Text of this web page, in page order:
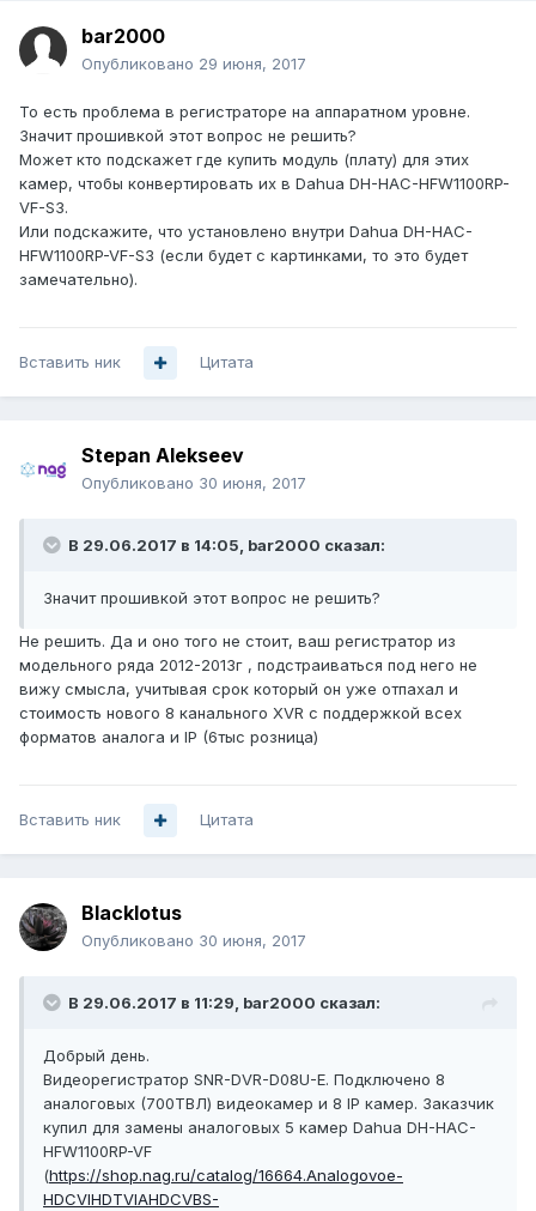
bar2000
Опубликовано 29 июня, 2017
То есть проблема в регистраторе на аппаратном уровне.
Значит прошивкой этот вопрос не решить?
Может кто подскажет где купить модуль (плату) для этих
камер, чтобы конвертировать их в Dahua DH-HAC-HFW1100RP-
VF-S3.
Или подскажите, что установлено внутри Dahua DH-HAC-
HFW1100RP-VF-S3 (если будет с картинками, то это будет
замечательно).
Вставить ник Цитата
Stepan Alekseev
Опубликовано 30 июня, 2017
В 29.06.2017 в 14:05, bar2000 сказал:
Значит прошивкой этот вопрос не решить?
Не решить. Да и оно того не стоит, ваш регистратор из
модельного ряда 2012-2013г , подстраиваться под него не
вижу смысла, учитывая срок который он уже отпахал и
стоимость нового 8 канального XVR с поддержкой всех
форматов аналога и IP (6тыс розница)
Вставить ник Цитата
Blacklotus
Опубликовано 30 июня, 2017
В 29.06.2017 в 11:29, bar2000 сказал:
Добрый день.
Видеорегистратор SNR-DVR-D08U-E. Подключено 8
аналоговых (700ТВЛ) видеокамер и 8 IP камер. Заказчик
купил для замены аналоговых 5 камер Dahua DH-HAC-
HFW1100RP-VF
(https://shop.nag.ru/catalog/16664.Analogovoe-
HDCVIHDTVIAHDCVBS-